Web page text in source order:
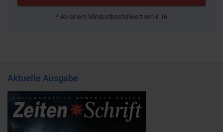
* Ab einem Mindestbestellwert von € 16
Aktuelle Ausgabe